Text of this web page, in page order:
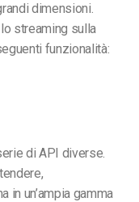
dimensioni.
streaming sulla
funzionalità:
di API diverse.
in un’ampia gamma